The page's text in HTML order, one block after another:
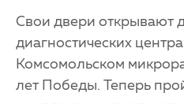
Свои двери открывают
диагностических
Комсомольском
лет Победы. Теперь